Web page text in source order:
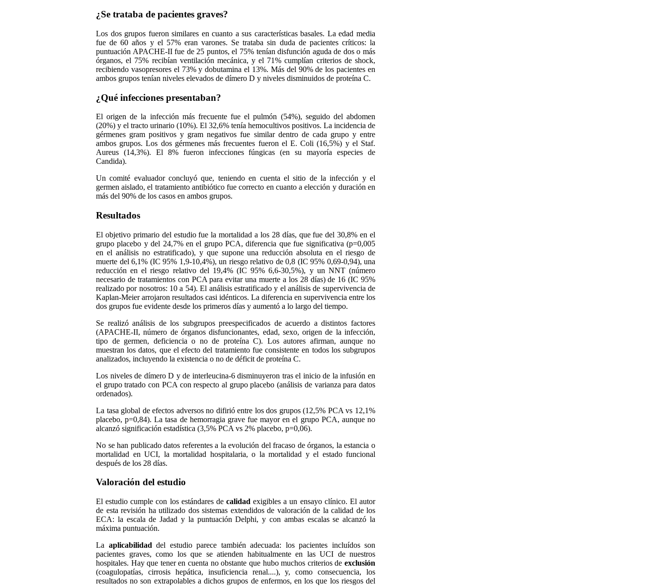
¿Se trataba de pacientes graves?
Los dos grupos fueron similares en cuanto a sus características basales. La edad media
fue de 60 años y el 57% eran varones. Se trataba sin duda de pacientes críticos: la
puntuación APACHE-II fue de 25 puntos, el 75% tenían disfunción aguda de dos o más
órganos, el 75% recibían ventilación mecánica, y el 71% cumplían criterios de shock,
recibiendo vasopresores el 73% y dobutamina el 13%. Más del 90% de los pacientes en
ambos grupos tenían niveles elevados de dímero D y niveles disminuidos de proteína C.
¿Qué infecciones presentaban?
El origen de la infección más frecuente fue el pulmón (54%), seguido del abdomen
(20%) y el tracto urinario (10%). El 32,6% tenía hemocultivos positivos. La incidencia de
gérmenes gram positivos y gram negativos fue similar dentro de cada grupo y entre
ambos grupos. Los dos gérmenes más frecuentes fueron el E. Coli (16,5%) y el Staf.
Aureus (14,3%). El 8% fueron infecciones fúngicas (en su mayoría especies de
Candida).
Un comité evaluador concluyó que, teniendo en cuenta el sitio de la infección y el
germen aislado, el tratamiento antibiótico fue correcto en cuanto a elección y duración en
más del 90% de los casos en ambos grupos.
Resultados
El objetivo primario del estudio fue la mortalidad a los 28 días, que fue del 30,8% en el
grupo placebo y del 24,7% en el grupo PCA, diferencia que fue significativa (p=0,005
en el análisis no estratificado), y que supone una reducción absoluta en el riesgo de
muerte del 6,1% (IC 95% 1,9-10,4%), un riesgo relativo de 0,8 (IC 95% 0,69-0,94), una
reducción en el riesgo relativo del 19,4% (IC 95% 6,6-30,5%), y un NNT (número
necesario de tratamientos con PCA para evitar una muerte a los 28 días) de 16 (IC 95%
realizado por nosotros: 10 a 54). El análisis estratificado y el análisis de supervivencia de
Kaplan-Meier arrojaron resultados casi idénticos. La diferencia en supervivencia entre los
dos grupos fue evidente desde los primeros días y aumentó a lo largo del tiempo.
Se realizó análisis de los subgrupos preespecificados de acuerdo a distintos factores
(APACHE-II, número de órganos disfuncionantes, edad, sexo, origen de la infección,
tipo de germen, deficiencia o no de proteína C). Los autores afirman, aunque no
muestran los datos, que el efecto del tratamiento fue consistente en todos los subgrupos
analizados, incluyendo la existencia o no de déficit de proteína C.
Los niveles de dímero D y de interleucina-6 disminuyeron tras el inicio de la infusión en
el grupo tratado con PCA con respecto al grupo placebo (análisis de varianza para datos
ordenados).
La tasa global de efectos adversos no difirió entre los dos grupos (12,5% PCA vs 12,1%
placebo, p=0,84). La tasa de hemorragia grave fue mayor en el grupo PCA, aunque no
alcanzó significación estadística (3,5% PCA vs 2% placebo, p=0,06).
No se han publicado datos referentes a la evolución del fracaso de órganos, la estancia o
mortalidad en UCI, la mortalidad hospitalaria, o la mortalidad y el estado funcional
después de los 28 días.
Valoración del estudio
El estudio cumple con los estándares de calidad exigibles a un ensayo clínico. El autor
de esta revisión ha utilizado dos sistemas extendidos de valoración de la calidad de los
ECA: la escala de Jadad y la puntuación Delphi, y con ambas escalas se alcanzó la
máxima puntuación.
La aplicabilidad del estudio parece también adecuada: los pacientes incluídos son
pacientes graves, como los que se atienden habitualmente en las UCI de nuestros
hospitales. Hay que tener en cuenta no obstante que hubo muchos criterios de exclusión
(coagulopatías, cirrosis hepática, insuficiencia renal....), y, como consecuencia, los
resultados no son extrapolables a dichos grupos de enfermos, en los que los riesgos del